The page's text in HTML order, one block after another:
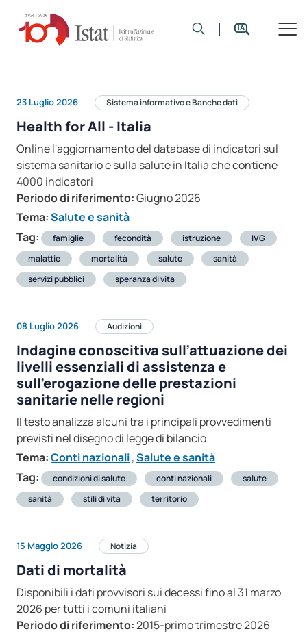
23 Luglio 2026 Sistema informativo e Banche dati
Health for All - Italia
Online l'aggiornamento del database di indicatori sul
sistema sanitario e sulla salute in Italia che contiene
4000 indicatori
Periodo di riferimento:Giugno 2026
Tema:Salute e sanità
Tag:
famiglie fecondità istruzione
IVG
malattie
mortalità salute
sanità
servizi pubblici
speranza di vita
08 Luglio 2026 Audizioni
Indagine conoscitiva sull’attuazione dei
livelli essenziali di assistenza e
sull’erogazione delle prestazioni
sanitarie nelle regioni
Il testo analizza alcuni tra i principali provvedimenti
previsti nel disegno di legge di bilancio
Tema:Conti nazionali,Salute e sanità
Tag:
condizioni di salute conti nazionali
salute
sanità
stili di vita territorio
15 Maggio 2026 Notizia
Dati di mortalità
Disponibili i dati provvisori sui decessi fino al 31 marzo
2026 per tutti i comuni italiani
Periodo di riferimento:2015-primo trimestre 2026